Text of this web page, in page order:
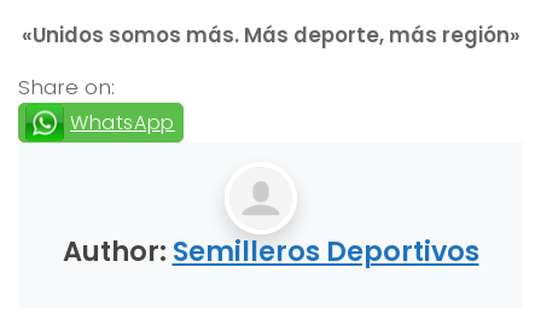
«Unidos somos más. Más deporte, más región»
Share on:
WhatsApp
Author: Semilleros Deportivos